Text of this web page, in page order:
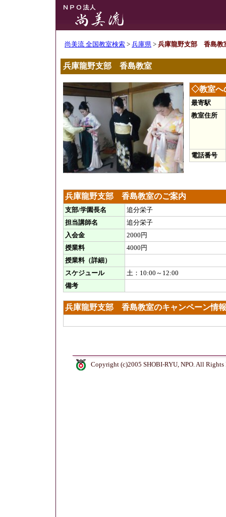
尚美流 全国教室検索 > 兵庫県 > 兵庫龍野支部 香島教
兵庫龍野支部 香島教室
◇教室へ
最寄駅
教室住所
電話番号
兵庫龍野支部 香島教室のご案内
支部/学園長名
追分栄子
担当講師名
追分栄子
入会金
2000円
授業料
4000円
授業料（詳細）
スケジュール
土：10:00～12:00
備考
兵庫龍野支部 香島教室のキャンペーン情報
Copyright (c)2005 SHOBI-RYU, NPO. All Rights